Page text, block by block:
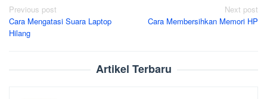
Post
navigation
Previous post
Cara Mengatasi Suara Laptop
Hilang
Next post
Cara Membersihkan Memori HP
Artikel Terbaru